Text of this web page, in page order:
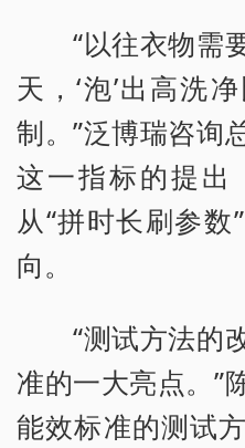
“以往衣物需
天，‘泡’出高洗
制。”泛博瑞咨询
这一指标的提出
从“拼时长刷参
向。
“测试方法的
准的一大亮点。”
能效标准的测试